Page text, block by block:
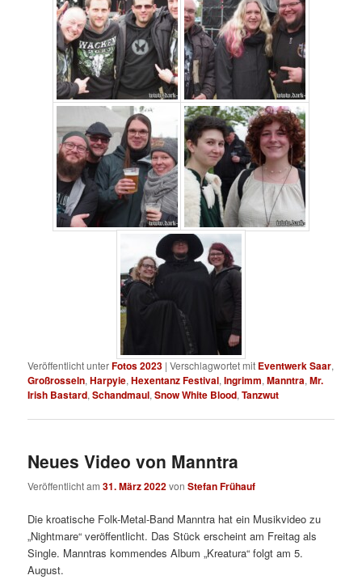
Veröffentlicht unterFotos 2023 |Verschlagwortet mit Eventwerk Saar,
Großrosseln,Harpyie,Hexentanz Festival,Ingrimm,Manntra,Mr.
Irish Bastard,Schandmaul,Snow White Blood,Tanzwut
Neues Video von Manntra
Veröffentlicht am31. März 2022vonStefan Frühauf
Die kroatische Folk-Metal-Band Manntra hat ein Musikvideo zu
„Nightmare“ veröffentlicht. Das Stück erscheint am Freitag als
Single. Manntras kommendes Album „Kreatura“ folgt am 5.
August.